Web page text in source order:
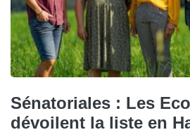
Sénatoriales : Les
dévoilent la liste en